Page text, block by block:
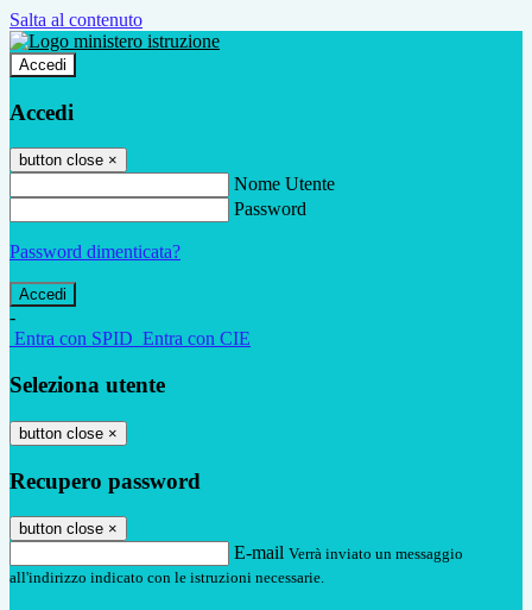
Salta al contenuto
Accedi
Accedi
button close ×
Nome Utente
Password
Password dimenticata?
-
Entra con SPID Entra con CIE
Seleziona utente
button close ×
Recupero password
button close ×
E-mail Verrà inviato un messaggio
all'indirizzo indicato con le istruzioni necessarie.